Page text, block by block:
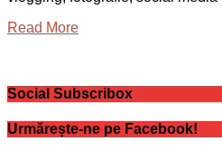
Read More
Social Subscribox
Urmărește-ne pe Facebook!